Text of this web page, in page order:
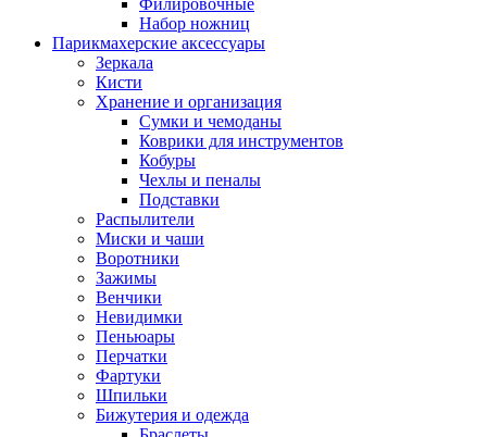
Набор ножниц
Парикмахерские аксессуары
Зеркала
Кисти
Хранение и организация
Сумки и чемоданы
Коврики для инструментов
Кобуры
Чехлы и пеналы
Подставки
Распылители
Миски и чаши
Воротники
Зажимы
Венчики
Невидимки
Пеньюары
Перчатки
Фартуки
Шпильки
Бижутерия и одежда